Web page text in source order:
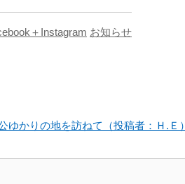
＋Instagram お知らせ
ゆかりの地を訪ねて（投稿者：Ｈ.Ｅ）